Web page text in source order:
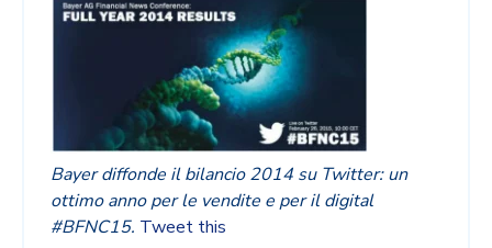
Bayer diffonde il bilancio 2014 su Twitter: un
ottimo anno per le vendite e per il digital
#BFNC15. Tweet this